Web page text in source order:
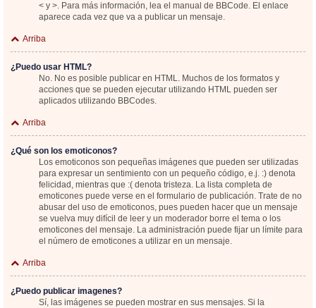
< y >. Para más información, lea el manual de BBCode. El enlace
aparece cada vez que va a publicar un mensaje.
Arriba
¿Puedo usar HTML?
No. No es posible publicar en HTML. Muchos de los formatos y
acciones que se pueden ejecutar utilizando HTML pueden ser
aplicados utilizando BBCodes.
Arriba
¿Qué son los emoticonos?
Los emoticonos son pequeñas imágenes que pueden ser utilizadas
para expresar un sentimiento con un pequeño código, e.j. :) denota
felicidad, mientras que :( denota tristeza. La lista completa de
emoticones puede verse en el formulario de publicación. Trate de no
abusar del uso de emoticonos, pues pueden hacer que un mensaje
se vuelva muy difícil de leer y un moderador borre el tema o los
emoticones del mensaje. La administración puede fijar un límite para
el número de emoticones a utilizar en un mensaje.
Arriba
¿Puedo publicar imagenes?
Sí, las imágenes se pueden mostrar en sus mensajes. Si la